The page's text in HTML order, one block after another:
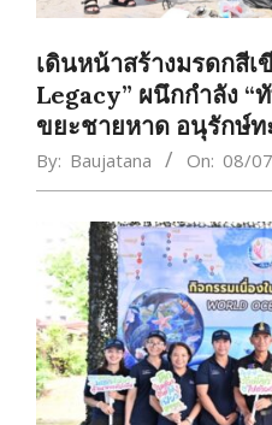
เดินหน้าสร้างมรดกสีเ
Legacy” ผนึกกำลัง “
ขยะชายหาด อนุรักษ์ท
By: Baujatana On: 08/